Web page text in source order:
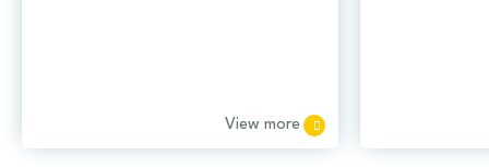
View more